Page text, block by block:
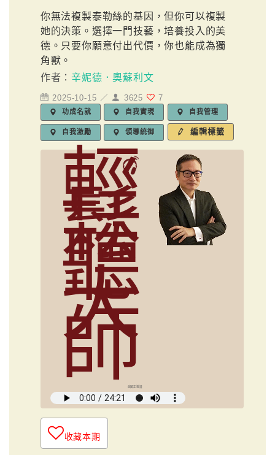
你無法複製泰勒絲的基因，但你可以複製
她的決策。選擇一門技藝，培養投入的美
德。只要你願意付出代價，你也能成為獨
角獸。
作者：辛妮德．奧蘇利文
2025-10-15 ／ 3625 7
功成名就 自我實現 自我管理
自我激勵 領導統御 編輯標籤
輕
鬆
聽
大
師
俞國定導讀
收藏本期